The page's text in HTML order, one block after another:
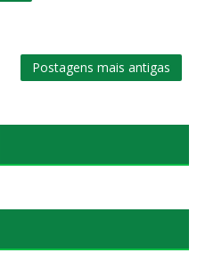
Postagens mais antigas